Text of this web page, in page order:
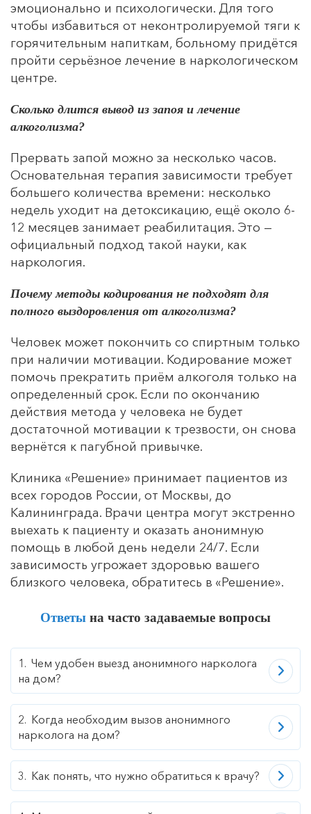
эмоционально и психологически. Для того
чтобы избавиться от неконтролируемой тяги к
горячительным напиткам, больному придётся
пройти серьёзное лечение в наркологическом
центре.
Сколько длится вывод из запоя и лечение
алкоголизма?
Прервать запой можно за несколько часов.
Основательная терапия зависимости требует
большего количества времени: несколько
недель уходит на детоксикацию, ещё около 6-
12 месяцев занимает реабилитация. Это —
официальный подход такой науки, как
наркология.
Почему методы кодирования не подходят для
полного выздоровления от алкоголизма?
Человек может покончить со спиртным только
при наличии мотивации. Кодирование может
помочь прекратить приём алкоголя только на
определенный срок. Если по окончанию
действия метода у человека не будет
достаточной мотивации к трезвости, он снова
вернётся к пагубной привычке.
Клиника «Решение» принимает пациентов из
всех городов России, от Москвы, до
Калининграда. Врачи центра могут экстренно
выехать к пациенту и оказать анонимную
помощь в любой день недели 24/7. Если
зависимость угрожает здоровью вашего
близкого человека, обратитесь в «Решение».
Ответы на часто задаваемые вопросы
Чем удобен выезд анонимного нарколога
на дом?
Когда необходим вызов анонимного
нарколога на дом?
Как понять, что нужно обратиться к врачу?